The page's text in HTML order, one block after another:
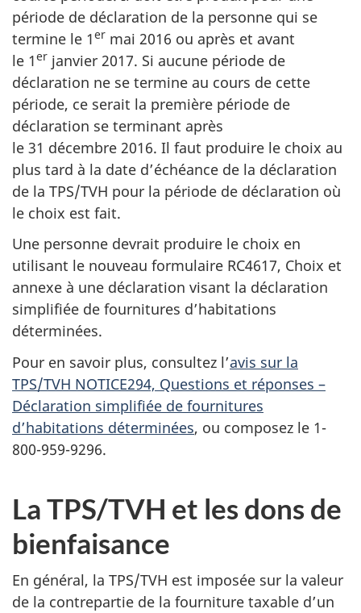
période de déclaration de la personne qui se
termine le 1er mai 2016 ou après et avant
le 1er janvier 2017. Si aucune période de
déclaration ne se termine au cours de cette
période, ce serait la première période de
déclaration se terminant après
le 31 décembre 2016. Il faut produire le choix au
plus tard à la date d’échéance de la déclaration
de la TPS/TVH pour la période de déclaration où
le choix est fait.
Une personne devrait produire le choix en
utilisant le nouveau formulaire RC4617, Choix et
annexe à une déclaration visant la déclaration
simplifiée de fournitures d’habitations
déterminées.
Pour en savoir plus, consultez l’avis sur la
TPS/TVH NOTICE294, Questions et réponses –
Déclaration simplifiée de fournitures
d’habitations déterminées, ou composez le 1-
800-959-9296.
La TPS/TVH et les dons de
bienfaisance
En général, la TPS/TVH est imposée sur la valeur
de la contrepartie de la fourniture taxable d’un